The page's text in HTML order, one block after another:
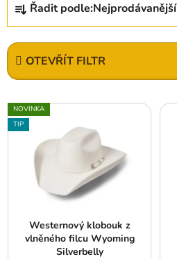
z
e
n
p
r
Řadit podle:Nejprodávanější
OTEVŘÍT FILTR
V
ý
NOVINKA
TIP
Westernový klobouk z
vlněného filcu Wyoming
Silverbelly